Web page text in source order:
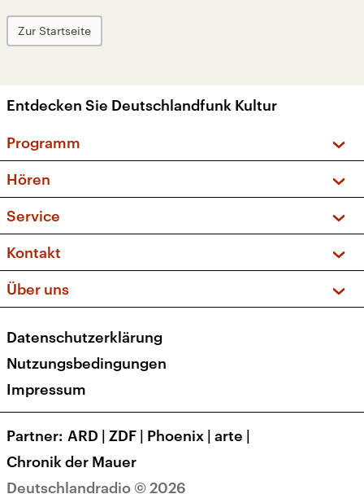
Zur Startseite
Entdecken Sie Deutschlandfunk Kultur
Programm
Sendungen und Podcasts
Musikliste
Kakadu – Das Kinderprogramm
Hören
Frequenzen (UKW + DAB+)
Service
FAQ
Apps
Newsletter
Veranstaltungen
Kontakt
Social Media
Über uns
Presse
Karriere
Transparenz
Deutschlandradio © 2026
Datenschutzerklärung
Nutzungsbedingungen
Impressum
Partner ARD | ZDF | Phoenix | arte |
Chronik der Mauer